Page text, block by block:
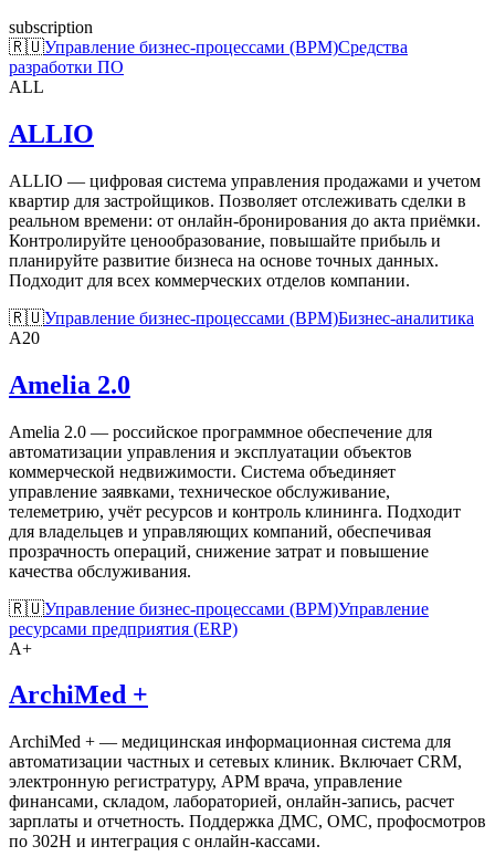
subscription
🇷🇺Управление бизнес-процессами (BPM)Средства
разработки ПО
ALL
ALLIO
ALLIO — цифровая система управления продажами и учетом
квартир для застройщиков. Позволяет отслеживать сделки в
реальном времени: от онлайн-бронирования до акта приёмки.
Контролируйте ценообразование, повышайте прибыль и
планируйте развитие бизнеса на основе точных данных.
Подходит для всех коммерческих отделов компании.
🇷🇺Управление бизнес-процессами (BPM)Бизнес-аналитика
A20
Amelia 2.0
Amelia 2.0 — российское программное обеспечение для
автоматизации управления и эксплуатации объектов
коммерческой недвижимости. Система объединяет
управление заявками, техническое обслуживание,
телеметрию, учёт ресурсов и контроль клининга. Подходит
для владельцев и управляющих компаний, обеспечивая
прозрачность операций, снижение затрат и повышение
качества обслуживания.
🇷🇺Управление бизнес-процессами (BPM)Управление
ресурсами предприятия (ERP)
A+
ArchiMed +
ArchiMed + — медицинская информационная система для
автоматизации частных и сетевых клиник. Включает CRM,
электронную регистратуру, АРМ врача, управление
финансами, складом, лабораторией, онлайн-запись, расчет
зарплаты и отчетность. Поддержка ДМС, ОМС, профосмотров
по 302Н и интеграция с онлайн-кассами.